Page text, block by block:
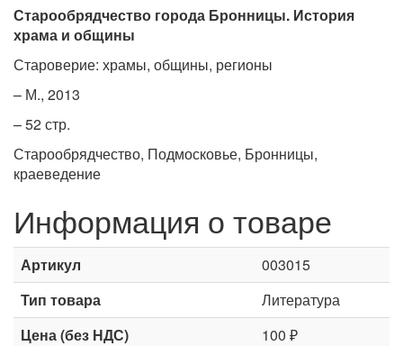
Старообрядчество города Бронницы. История
храма и общины
Староверие: храмы, общины, регионы
– М., 2013
– 52 стр.
Старообрядчество, Подмосковье, Бронницы,
краеведение
Информация о товаре
Артикул
003015
Тип товара
Литература
Цена (без НДС)
100 ₽